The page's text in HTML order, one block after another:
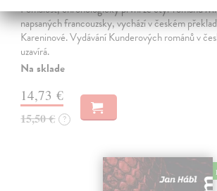
Pomalost, chronologicky první ze čtyř románů
napsaných francouzsky, vychází v českém
Kareninové. Vydávání Kunderových románů v
uzavírá.
Na sklade
14,73 €
15,50 € ?